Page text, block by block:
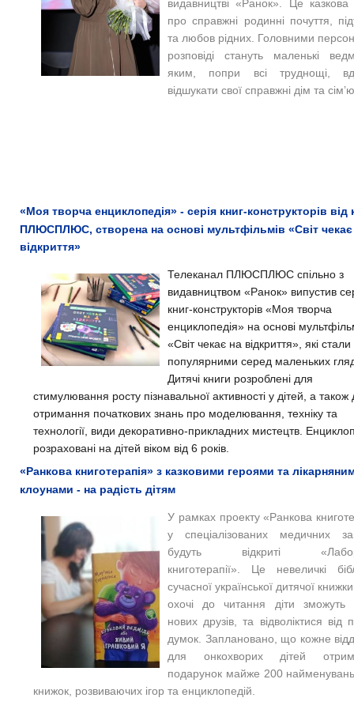
видавництві «Ранок». Це казкова
про справжні родинні почуття,
та любов рідних. Головними
розповіді стануть маленькі
яким, попри всі труднощі,
відшукати свої справжні дім та
«Моя творча енциклопедія» - серія книг-конструкторів від
ПЛЮСПЛЮС, створена на основі мультфільмів «Світ чекає
відкриття»
Телеканал ПЛЮСПЛЮС спільно з
видавництвом «Ранок» випустив
книг-конструкторів «Моя творча
енциклопедія» на основі
«Світ чекає на відкриття», які
популярними серед маленьких
Дитячі книги розроблені для
стимулювання росту пізнавальної активності у дітей, а також
отримання початкових знань про моделювання, техніку та
технології, види декоративно-прикладних мистецтв.
розраховані на дітей віком від 6 років.
«Ранкова книготерапія» з казковими героями та
клоунами - на радість дітям
У рамках проекту «Ранкова
у спеціалізованих медичних
будуть відкриті
книготерапії». Це невеличкі
сучасної української дитячої
охочі до читання діти зможуть
нових друзів, та відволіктися від
думок. Заплановано, що кожне
для онкохворих дітей
подарунок майже 200
книжок, розвиваючих ігор та енциклопедій.